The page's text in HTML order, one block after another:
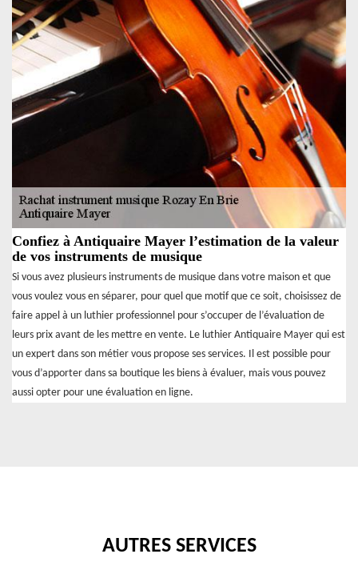
Confiez à Antiquaire Mayer l’estimation de la valeur
de vos instruments de musique
Si vous avez plusieurs instruments de musique dans votre maison et que
vous voulez vous en séparer, pour quel que motif que ce soit, choisissez de
faire appel à un luthier professionnel pour s’occuper de l’évaluation de
leurs prix avant de les mettre en vente. Le luthier Antiquaire Mayer qui est
un expert dans son métier vous propose ses services. Il est possible pour
vous d’apporter dans sa boutique les biens à évaluer, mais vous pouvez
aussi opter pour une évaluation en ligne.
AUTRES SERVICES